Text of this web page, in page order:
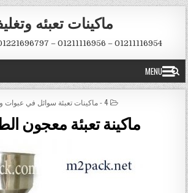
Skip to content
ماكينات تعبئه
01211116954 – 01211116956 – 01221696797 – 01211116958
MENU
POSTED IN
4 - ماكينات تعبئة سوائل في عبوات و اكياس
ماكينة تعبئة معجون